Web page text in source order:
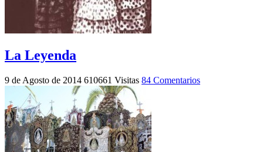
La Leyenda
9 de Agosto de 2014 610661 Visitas 84 Comentarios